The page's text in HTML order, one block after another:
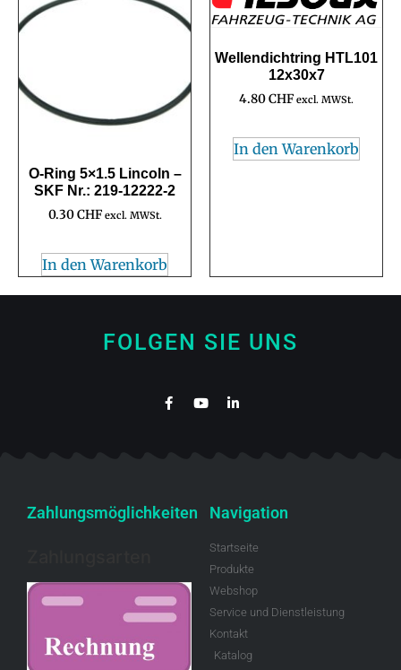
O-Ring 5×1.5 Lincoln –
SKF Nr.: 219-12222-2
0.30CHF excl. MWSt.
In den Warenkorb
Wellendichtring HTL101
12x30x7
4.80CHF excl. MWSt.
In den Warenkorb
FOLGEN SIE UNS
Zahlungsmöglichkeiten Navigation
Startseite
Produkte
Webshop
Service und Dienstleistung
Kontakt
Katalog